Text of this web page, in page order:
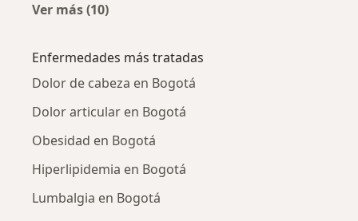
Ver más (10)
Enfermedades más tratadas
Dolor de cabeza en Bogotá
Dolor articular en Bogotá
Obesidad en Bogotá
Hiperlipidemia en Bogotá
Lumbalgia en Bogotá